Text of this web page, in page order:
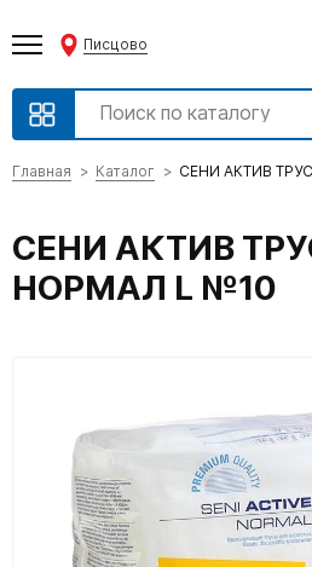
Писцово
Главная Каталог СЕНИ АКТИВ
СЕНИ АКТИВ
НОРМАЛ L №10